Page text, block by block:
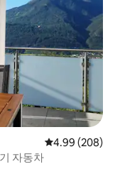
평점 4.99점(5
4.99 (208)
자동차